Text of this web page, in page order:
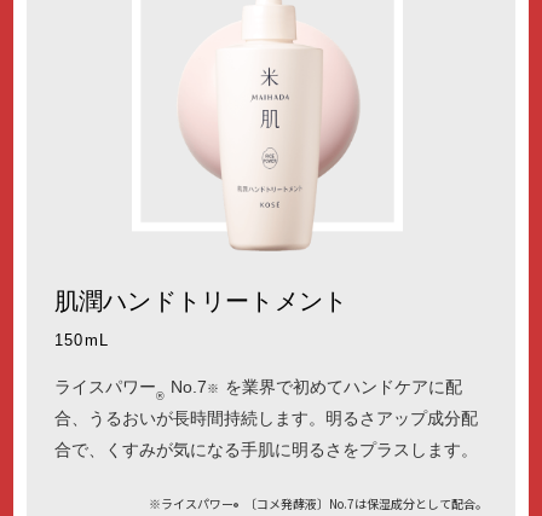
肌潤ハンドトリートメント
150mL
ライスパワー® No.7※
を業界で初めてハンドケアに配
合、うるおいが長時間持続します。明るさアップ成分配
合で、くすみが気になる手肌に明るさをプラスします。
※ライスパワー® 〔コメ発酵液〕No.7は保湿成分として配合。